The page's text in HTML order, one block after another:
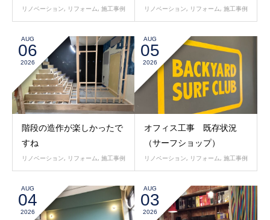
リノベーション, リフォーム, 施工事例 リノベーション, リフォーム, 施工事例
AUG
06
2026
階段の造作が楽しかったで
すね
リノベーション, リフォーム, 施工事例
AUG
05
2026
オフィス工事 既存状況
（サーフショップ）
リノベーション, リフォーム, 施工事例
AUG
04
2026
AUG
03
2026